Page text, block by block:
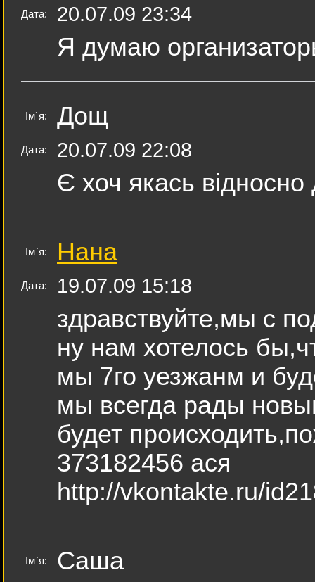
Дата: 20.07.09 23:34
Я думаю
Ім`я: Дощ
Дата: 20.07.09 22:08
Є хоч якась
Ім`я: Нана
Дата: 19.07.09 15:18
здравствуйте,мы с
ну нам хотелось
мы 7го уезжанм и
мы всегда рады
будет
373182456 ася
http://vkontakte.ru/
Ім`я: Саша